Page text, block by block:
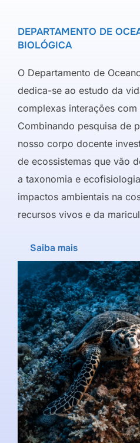
DEPARTAMENTO DE
BIOLÓGICA
O Departamento de
dedica-se ao estudo da
complexas interações
Combinando pesquisa de
nosso corpo docente
de ecossistemas que vão
a taxonomia e
impactos ambientais na
recursos vivos e da
Saiba mais